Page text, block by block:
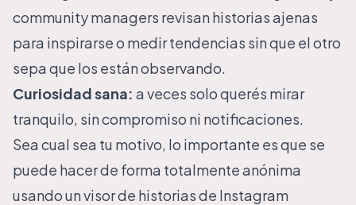
community managers revisan historias ajenas
para inspirarse o medir tendencias sin que el otro
sepa que los están observando.
Curiosidad sana: a veces solo querés mirar
tranquilo, sin compromiso ni notificaciones.
Sea cual sea tu motivo, lo importante es que se
puede hacer de forma totalmente anónima
usando unvisor de historias de Instagram